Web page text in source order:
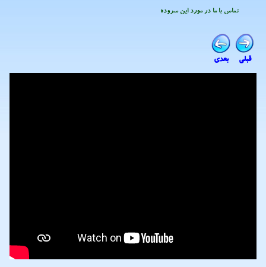
تماس با ما در مورد این سروده
قبلی بعدی